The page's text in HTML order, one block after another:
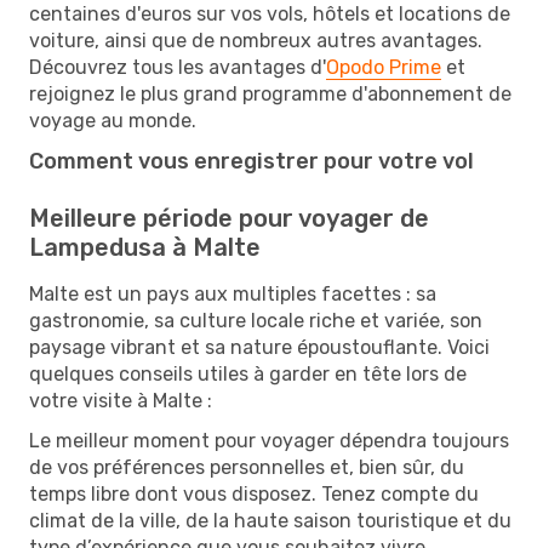
centaines d'euros sur vos vols, hôtels et locations de
voiture, ainsi que de nombreux autres avantages.
Découvrez tous les avantages d'Opodo Prime et
rejoignez le plus grand programme d'abonnement de
voyage au monde.
Comment vous enregistrer pour votre vol
Meilleure période pour voyager de
Lampedusa à Malte
Malte est un pays aux multiples facettes : sa
gastronomie, sa culture locale riche et variée, son
paysage vibrant et sa nature époustouflante. Voici
quelques conseils utiles à garder en tête lors de
votre visite à Malte :
Le meilleur moment pour voyager dépendra toujours
de vos préférences personnelles et, bien sûr, du
temps libre dont vous disposez. Tenez compte du
climat de la ville, de la haute saison touristique et du